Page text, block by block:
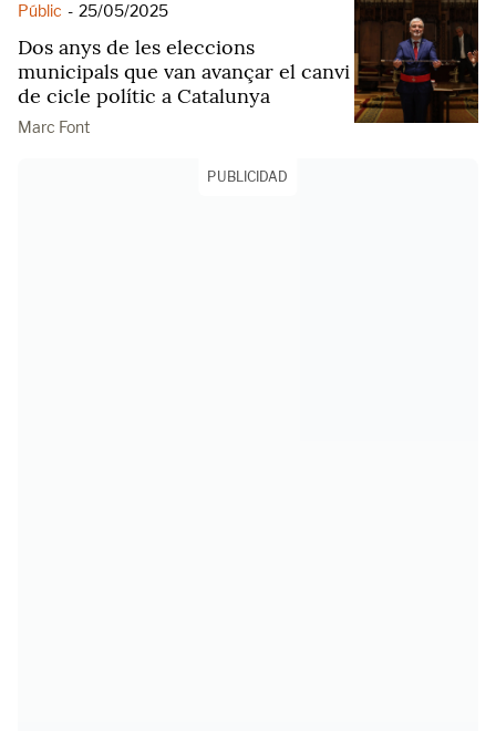
Públic - 25/05/2025
Dos anys de les eleccions
municipals que van avançar el canvi
de cicle polític a Catalunya
Marc Font
PUBLICIDAD